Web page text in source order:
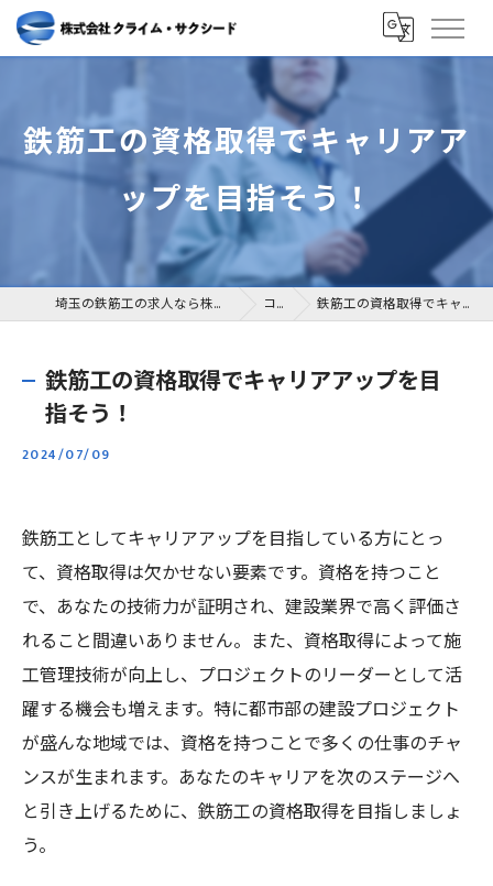
鉄筋工の資格取得でキャリアア
ップを目指そう！
埼玉の鉄筋工の求人なら株式会社クライム・サクシード コラム 鉄筋工の資格取得でキャリアアップを目指そう！
鉄筋工の資格取得でキャリアアップを目
指そう！
2024/07/09
鉄筋工としてキャリアアップを目指している方にとっ
て、資格取得は欠かせない要素です。資格を持つこと
で、あなたの技術力が証明され、建設業界で高く評価さ
れること間違いありません。また、資格取得によって施
工管理技術が向上し、プロジェクトのリーダーとして活
躍する機会も増えます。特に都市部の建設プロジェクト
が盛んな地域では、資格を持つことで多くの仕事のチャ
ンスが生まれます。あなたのキャリアを次のステージへ
と引き上げるために、鉄筋工の資格取得を目指しましょ
う。